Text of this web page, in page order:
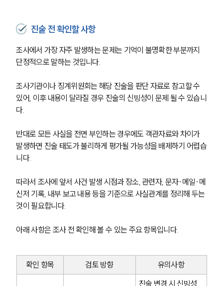
진술 전 확인할 사항
조사에서 가장 자주 발생하는 문제는 기억이 불명확한 부분까지
단정적으로 말하는 것입니다.
조사기관이나 징계위원회는 해당 진술을 판단 자료로 참고할 수
있어, 이후 내용이 달라질 경우 진술의 신빙성이 문제 될 수 있습니
다.
반대로 모든 사실을 전면 부인하는 경우에도 객관자료와 차이가
발생하면 진술 태도가 불리하게 평가될 가능성을 배제하기 어렵습
니다.
따라서 조사에 앞서 사건 발생 시점과 장소, 관련자, 문자·메일·메
신저 기록, 내부 보고 내용 등을 기준으로 사실관계를 정리해 두는
것이 필요합니다.
아래 사항은 조사 전 확인해 볼 수 있는 주요 항목입니다.
확인 항목 검토 방향 유의사항
진술 변경 시 신빙성